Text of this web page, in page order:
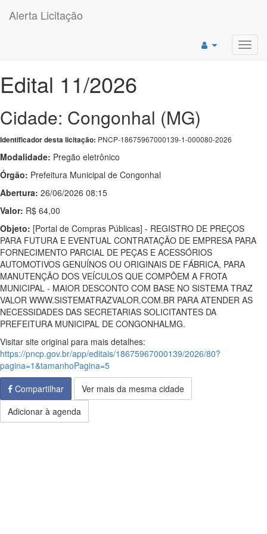
Alerta Licitação
Edital 11/2026
Cidade: Congonhal (MG)
Identificador desta licitação: PNCP-18675967000139-1-000080-2026
Modalidade: Pregão eletrônico
Órgão: Prefeitura Municipal de Congonhal
Abertura: 26/06/2026 08:15
Valor: R$ 64,00
Objeto: [Portal de Compras Públicas] - REGISTRO DE PREÇOS
PARA FUTURA E EVENTUAL CONTRATAÇÃO DE EMPRESA PARA
FORNECIMENTO PARCIAL DE PEÇAS E ACESSÓRIOS
AUTOMOTIVOS GENUÍNOS OU ORIGINAIS DE FÁBRICA, PARA
MANUTENÇÃO DOS VEÍCULOS QUE COMPÕEM A FROTA
MUNICIPAL - MAIOR DESCONTO COM BASE NO SISTEMA TRAZ
VALOR WWW.SISTEMATRAZVALOR.COM.BR PARA ATENDER AS
NECESSIDADES DAS SECRETARIAS SOLICITANTES DA
PREFEITURA MUNICIPAL DE CONGONHALMG.
Visitar site original para mais detalhes:
https://pncp.gov.br/app/editais/18675967000139/2026/80?
pagina=1&tamanhoPagina=5
Compartilhar
Ver mais da mesma cidade
Adicionar à agenda